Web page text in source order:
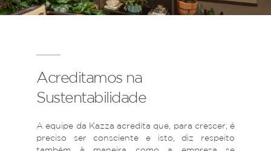
Acreditamos na
Sustentabilidade
A equipe da Kazza acredita que, para crescer, é
preciso ser consciente e isto, diz respeito